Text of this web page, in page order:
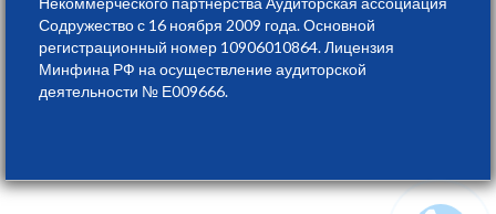
Содружество с 16 ноября 2009 года. Основной
регистрационный номер 10906010864. Лицензия
Минфина РФ на осуществление аудиторской
деятельности № Е009666.